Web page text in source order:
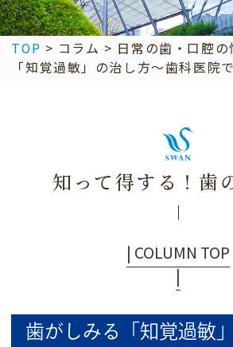
TOP > コラム > 日常の歯・口腔の
「知覚過敏」の治し方～歯科医院
知って得する！歯
| COLUMN TOP
|
歯がしみる「知覚過敏